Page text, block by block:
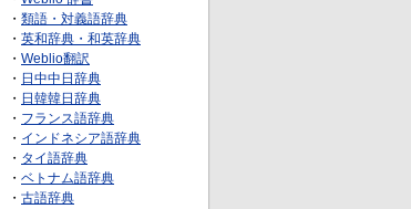
・ 類語・対義語辞典
・ 英和辞典・和英辞典
・ Weblio翻訳
・ 日中中日辞典
・ 日韓韓日辞典
・ フランス語辞典
・ インドネシア語辞典
・ タイ語辞典
・ ベトナム語辞典
・ 古語辞典